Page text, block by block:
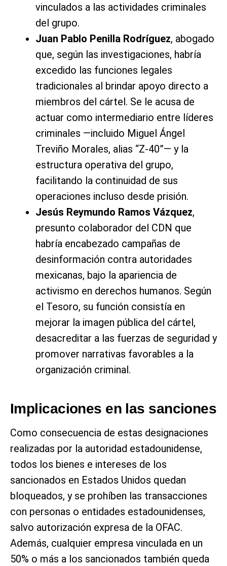
vinculados a las actividades criminales
del grupo.
Juan Pablo Penilla Rodríguez, abogado
que, según las investigaciones, habría
excedido las funciones legales
tradicionales al brindar apoyo directo a
miembros del cártel. Se le acusa de
actuar como intermediario entre líderes
criminales —incluido Miguel Ángel
Treviño Morales, alias “Z-40”— y la
estructura operativa del grupo,
facilitando la continuidad de sus
operaciones incluso desde prisión.
Jesús Reymundo Ramos Vázquez,
presunto colaborador del CDN que
habría encabezado campañas de
desinformación contra autoridades
mexicanas, bajo la apariencia de
activismo en derechos humanos. Según
el Tesoro, su función consistía en
mejorar la imagen pública del cártel,
desacreditar a las fuerzas de seguridad y
promover narrativas favorables a la
organización criminal.
Implicaciones en las sanciones
Como consecuencia de estas designaciones
realizadas por la autoridad estadounidense,
todos los bienes e intereses de los
sancionados en Estados Unidos quedan
bloqueados, y se prohíben las transacciones
con personas o entidades estadounidenses,
salvo autorización expresa de la OFAC.
Además, cualquier empresa vinculada en un
50% o más a los sancionados también queda